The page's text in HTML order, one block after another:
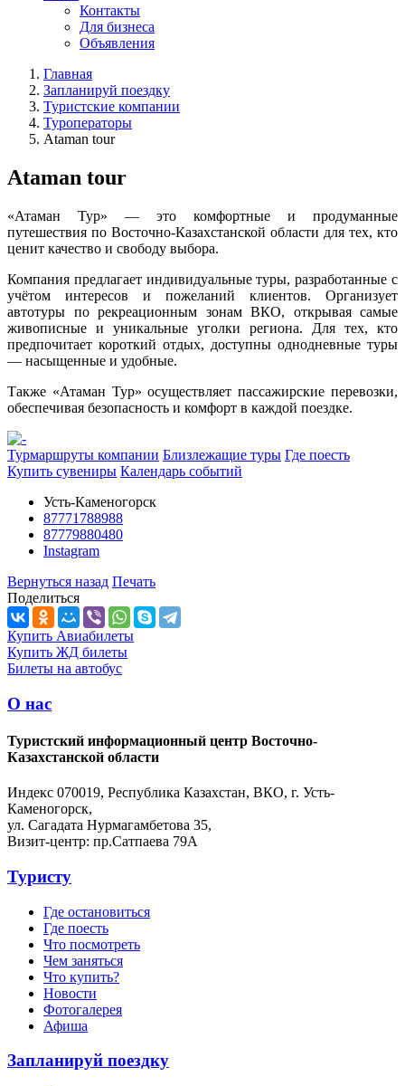
Контакты
Для бизнеса
Объявления
Главная
Запланируй поездку
Туристские компании
Туроператоры
Ataman tour
Ataman tour
«Атаман Тур» — это комфортные и продуманные
путешествия по Восточно-Казахстанской области для тех, кто
ценит качество и свободу выбора.
Компания предлагает индивидуальные туры, разработанные с
учётом интересов и пожеланий клиентов. Организует
автотуры по рекреационным зонам ВКО, открывая самые
живописные и уникальные уголки региона. Для тех, кто
предпочитает короткий отдых, доступны однодневные туры
— насыщенные и удобные.
Также «Атаман Тур» осуществляет пассажирские перевозки,
обеспечивая безопасность и комфорт в каждой поездке.
Турмаршруты компании Близлежащие туры Где поесть
Купить сувениры Календарь событий
Усть-Каменогорск
87771788988
87779880480
Instagram
Вернуться назад Печать
Поделиться
Купить Авиабилеты
Купить ЖД билеты
Билеты на автобус
О нас
Туристский информационный центр Восточно-
Казахстанской области
Индекс 070019, Республика Казахстан, ВКО, г. Усть-
Каменогорск,
ул. Сагадата Нурмагамбетова 35,
Визит-центр: пр.Сатпаева 79А
Туристу
Где остановиться
Где поесть
Что посмотреть
Чем заняться
Что купить?
Новости
Фотогалерея
Афиша
Запланируй поездку